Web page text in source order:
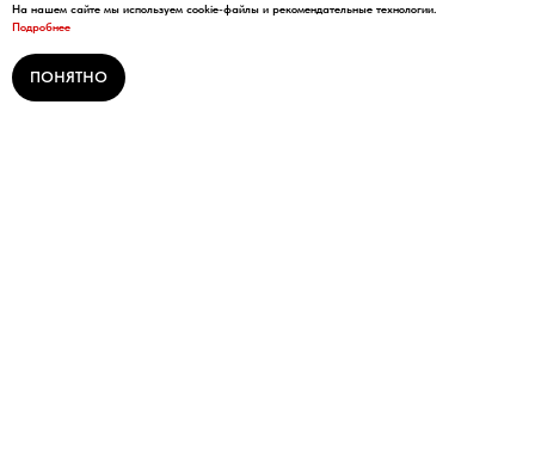
На нашем сайте мы используем cookie-файлы и рекомендательные технологии.
Подробнее
ПОНЯТНО